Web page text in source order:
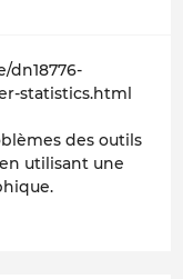
statistics.html
des outils
utilisant une